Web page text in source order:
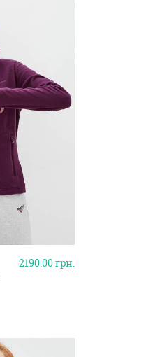
2190.00грн.